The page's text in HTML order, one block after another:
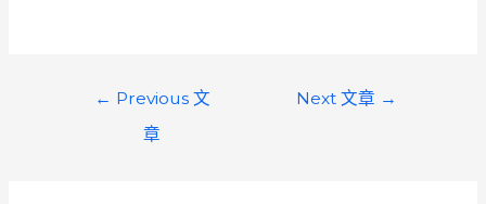
← Previous 文
章
Next 文章 →